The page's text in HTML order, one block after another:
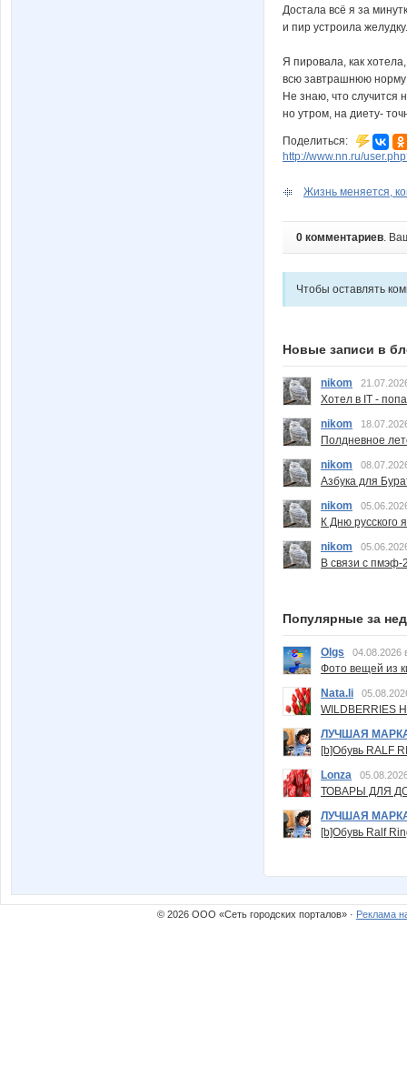
Достала всё я за
и пир устроила желудку.
Я пировала, как хотела,
всю завтрашнюю
Не знаю, что случится
но утром, на диету-
Поделиться:
http://www.nn.ru/
Жизнь меняется,
0 комментариев.
Чтобы оставлять
Новые записи в
nikom
Хотел в IT -
nikom
Полдневное
nikom
Азбука для
nikom
К Дню русского
nikom
В связи с пмэф-
Популярные за
Olgs 04.08.2026
Фото вещей из
Nata.li
ЛУЧШАЯ
[b]Обувь RALF
Lonza
ТОВАРЫ ДЛЯ
ЛУЧШАЯ
[b]Обувь Ralf
© 2026 ООО «Сеть городских порталов» · Реклама